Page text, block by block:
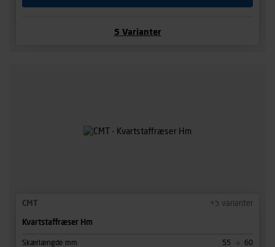
5 Varianter
CMT +5 varianter
Kvartstaffræser Hm
Skærlængde mm 55 60